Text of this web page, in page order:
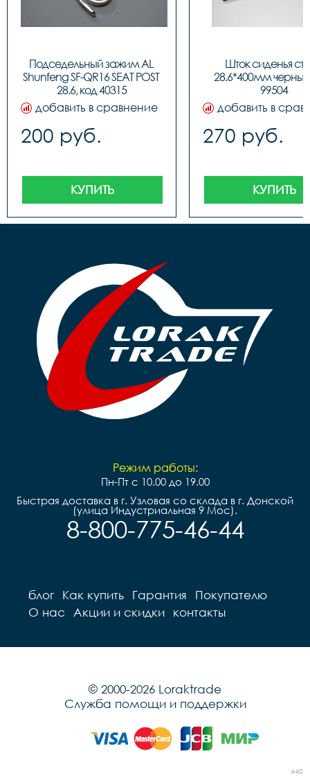
Подседельный зажим AL
Shunfeng SF-QR16 SEAT POST
28.6, код 40315
добавить в сравнение
200 руб.
КУПИТЬ
Шток сиденья
28.6*400мм
99504
добавить в
270 руб.
КУПИТЬ
Режим работы:
Пн-Пт с 10.00 до 19.00
Быстрая доставка в г. Узловая со склада в г. Донской
(улица Индустриальная 9 Мос).
8-800-775-46-44
блог Как купить Гарантия
Покупателю
О нас
Акции и скидки контакты
© 2000-2026 Loraktrade
Служба помощи и поддержки
440